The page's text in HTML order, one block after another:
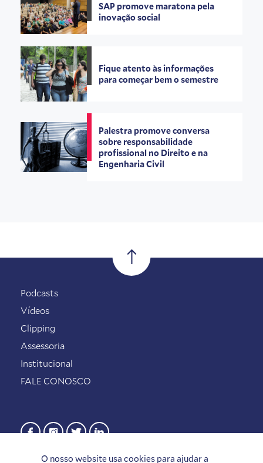
SAP promove maratona pela
inovação social
Fique atento às informações
para começar bem o semestre
Palestra promove conversa
sobre responsabilidade
profissional no Direito e na
Engenharia Civil
O nosso website usa cookies para ajudar a
Podcasts
Vídeos
Clipping
Assessoria
Institucional
FALE CONOSCO